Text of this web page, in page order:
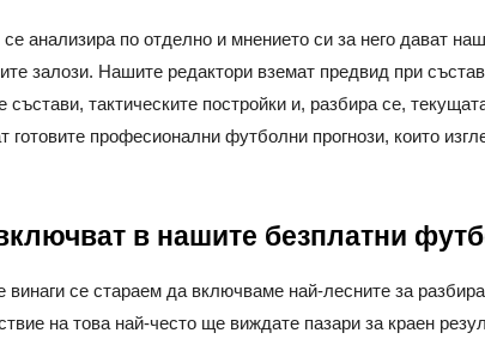
анализира по отделно и мнението си за него дават
залози. Нашите редактори вземат предвид при
тактическите постройки и, разбира се,
готовите професионални футболни прогнози, които
в нашите безплатни
се стараем да включваме най-лесните за
на това най-често ще виждате пазари за краен